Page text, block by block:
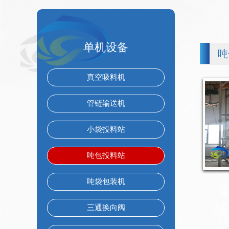
单机设备
真空吸料机
管链输送机
小袋投料站
吨包投料站
吨袋包装机
三通换向阀